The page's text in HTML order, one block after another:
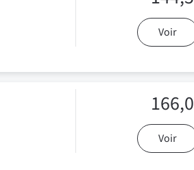
Voir
Voir